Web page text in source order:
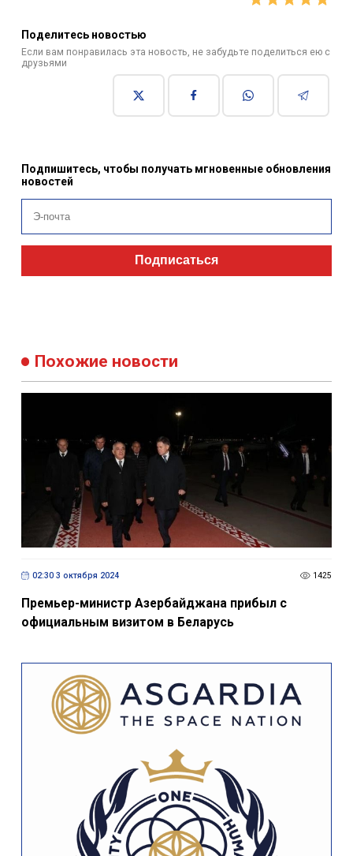
Поделитесь новостью
Если вам понравилась эта новость, не забудьте поделиться ею с
друзьями
Подпишитесь, чтобы получать мгновенные обновления
новостей
Подписаться
Похожие новости
02:30 3 октября 2024 1425
Премьер-министр Азербайджана прибыл с
официальным визитом в Беларусь